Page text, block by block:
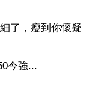
了，瘦到你懷疑
今強...